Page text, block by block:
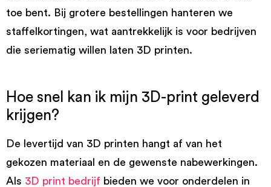
toe bent. Bij grotere bestellingen hanteren we
staffelkortingen, wat aantrekkelijk is voor bedrijven
die seriematig willen laten 3D printen.
Hoe snel kan ik mijn 3D-print geleverd
krijgen?
De levertijd van 3D printen hangt af van het
gekozen materiaal en de gewenste nabewerkingen.
Als 3D print bedrijf bieden we voor onderdelen in